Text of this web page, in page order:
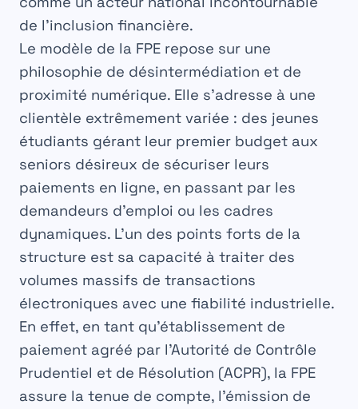
de l’inclusion financière.
Le modèle de la FPE repose sur une
philosophie de désintermédiation et de
proximité numérique. Elle s’adresse à une
clientèle extrêmement variée : des jeunes
étudiants gérant leur premier budget aux
seniors désireux de sécuriser leurs
paiements en ligne, en passant par les
demandeurs d’emploi ou les cadres
dynamiques. L’un des points forts de la
structure est sa capacité à traiter des
volumes massifs de transactions
électroniques avec une fiabilité industrielle.
En effet, en tant qu’établissement de
paiement agréé par l’Autorité de Contrôle
Prudentiel et de Résolution (ACPR), la FPE
assure la tenue de compte, l’émission de